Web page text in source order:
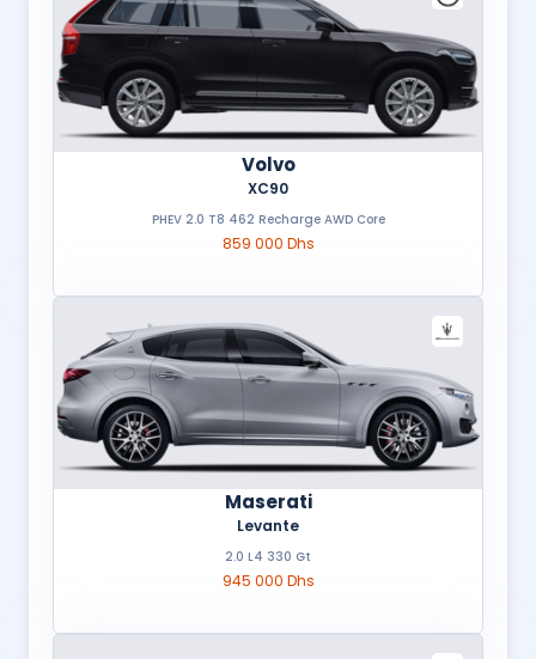
Volvo
XC90
PHEV 2.0 T8 462 Recharge AWD Core
859 000 Dhs
Maserati
Levante
2.0 L4 330 Gt
945 000 Dhs